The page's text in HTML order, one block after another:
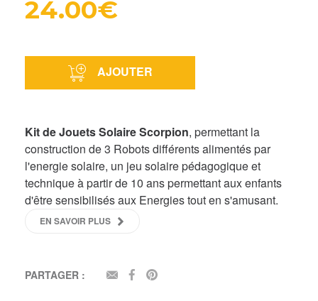
24.00€
AJOUTER
Kit de Jouets Solaire Scorpion, permettant la
construction de 3 Robots différents alimentés par
l'energie solaire, un jeu solaire pédagogique et
technique à partir de 10 ans permettant aux enfants
d'être sensibilisés aux Energies tout en s'amusant.
EN SAVOIR PLUS
PARTAGER : EMAILFACEBOOK